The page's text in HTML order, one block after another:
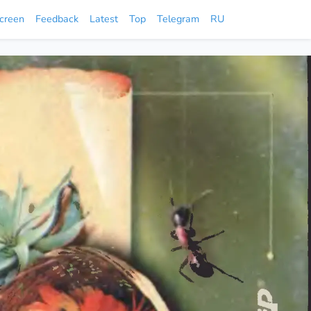
Feedback Latest Top Telegram RU